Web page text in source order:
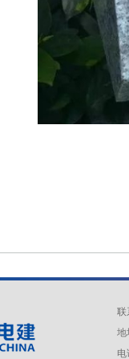
联
地
电